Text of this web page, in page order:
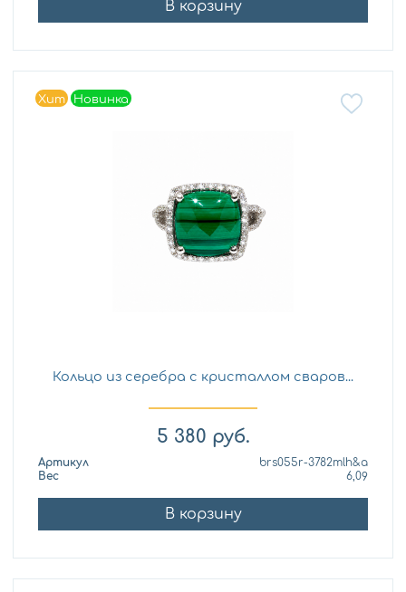
В корзину
Хит Новинка
Кольцо из серебра с кристаллом сваров...
5 380 руб.
Артикул
brs055r-3782mlh&a
Вес
6,09
В корзину